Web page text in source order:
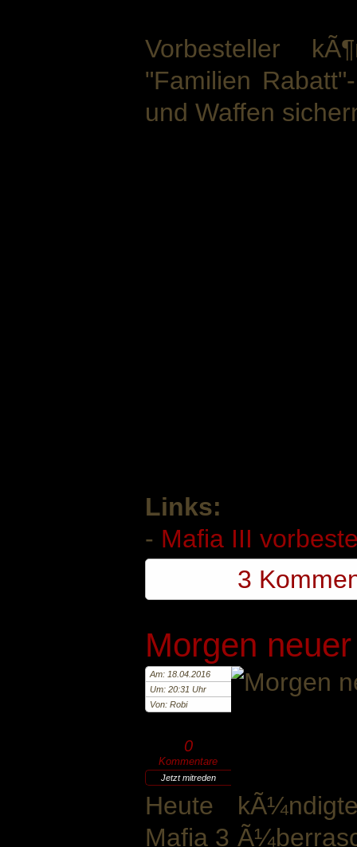
Vorbesteller
"Familien
und Waffen
Links:
- Mafia III
3
Morgen
Am: 18.04.2016
Um: 20:31 Uhr
Von: Robi
0
Kommentare
Jetzt mitreden
Heute
Mafia 3